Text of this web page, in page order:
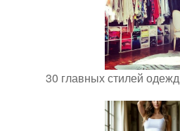
30 главных стилей